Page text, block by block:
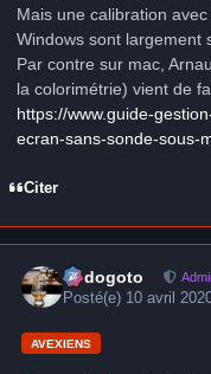
Mais une calibration
Windows sont largement
Par contre sur mac,
la colorimétrie) vient de
https://www.guide-
ecran-sans-sonde-sous-
Citer
frédogoto
Posté(e) 10 avril
AVEXIENS